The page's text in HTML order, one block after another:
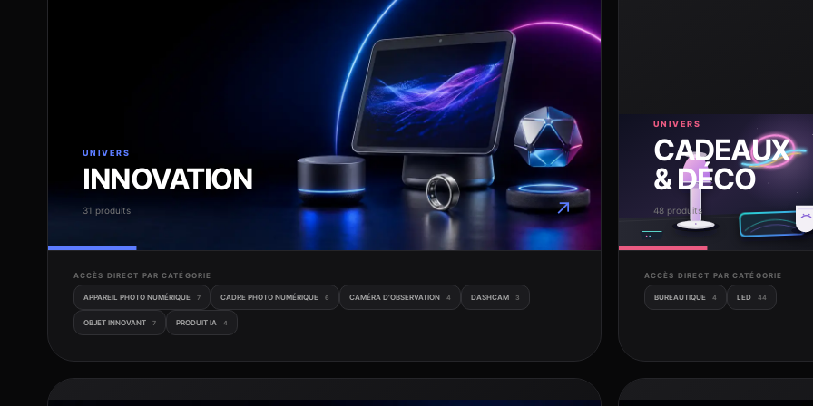
UNIVERS
INNOVATION
31 produits ↗
ACCÈS DIRECT PAR CATÉGORIE
APPAREIL PHOTO NUMÉRIQUE 7 CADRE PHOTO NUMÉRIQUE 6 CAMÉRA D'OBSERVATION 4 DASHCAM 3
OBJET INNOVANT 7 PRODUIT IA 4
UNIVERS
CADEAUX
& DÉCO
48 produits
ACCÈS DIRECT PAR CATÉGORIE
BUREAUTIQUE 4 LED 44